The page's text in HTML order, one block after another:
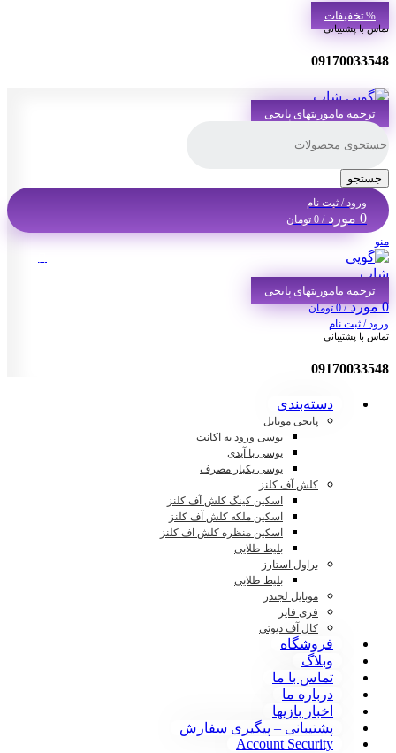
% تخفیفات
تماس با پشتیبانی
09170033548
ترجمه ماموریتهای پابجی
جستجو
ورود / ثبت نام
0 مورد/
0 تومان
منو
ترجمه ماموریتهای پابجی
0 مورد/
0 تومان
ورود / ثبت نام
تماس با پشتیبانی
09170033548
دسته‌بندی
پابجی موبایل
یوسی ورود به اکانت
یوسی با آیدی
یوسی یکبار مصرف
کلش آف کلنز
اسکین کینگ کلش آف کلنز
اسکین ملکه کلش آف کلنز
اسکین منظره کلش اف کلنز
بلیط طلایی
براول استارز
بلیط طلایی
موبایل لجندز
فری فایر
کال آف دیوتی
فروشگاه
وبلاگ
تماس با ما
درباره ما
اخبار بازیها
پشتیبانی – پیگیری سفارش
Account Security